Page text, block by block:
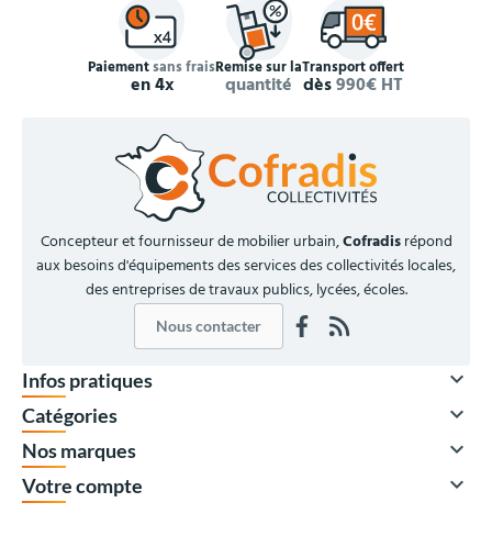
À partir de
46,00 €HT
55,20 €TTC
Quantité
x1
Paiementsans frais
en 4x
Remise sur la
quantité
Transport offert
dès990€ HT
Concepteur et fournisseur de mobilier urbain,Cofradisrépond
aux besoins d'équipements des services des collectivités locales,
des entreprises de travaux publics, lycées, écoles.
Nous contacter
Infos pratiques 
Catégories 
Nos marques 
Votre compte 